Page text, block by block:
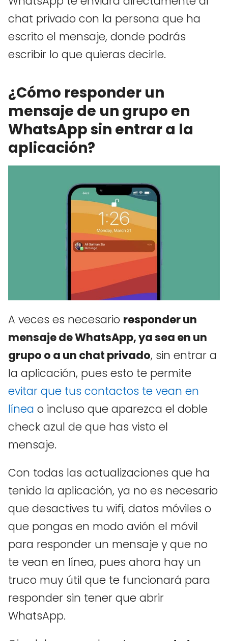
chat privado con la persona que ha
escrito el mensaje, donde podrás
escribir lo que quieras decirle.
¿Cómo responder un
mensaje de un grupo en
WhatsApp sin entrar a la
aplicación?
A veces es necesario responder un
mensaje de WhatsApp, ya sea en un
grupo o a un chat privado, sin entrar a
la aplicación, pues esto te permite
evitar que tus contactos te vean en
línea o incluso que aparezca el doble
check azul de que has visto el
mensaje.
Con todas las actualizaciones que ha
tenido la aplicación, ya no es necesario
que desactives tu wifi, datos móviles o
que pongas en modo avión el móvil
para responder un mensaje y que no
te vean en línea, pues ahora hay un
truco muy útil que te funcionará para
responder sin tener que abrir
WhatsApp.